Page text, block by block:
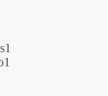
1
1